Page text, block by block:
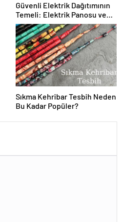
Güvenli Elektrik Dağıtımının
Temeli: Elektrik Panosu ve
Şantiye Panosu Rehberi
Sıkma Kehribar Tesbih Neden
Bu Kadar Popüler?